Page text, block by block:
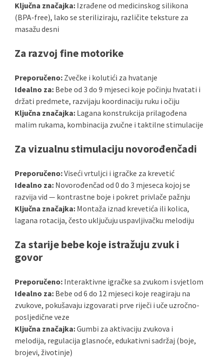
Ključna značajka: Izrađene od medicinskog silikona
(BPA-free), lako se steriliziraju, različite teksture za
masažu desni
Za razvoj fine motorike
Preporučeno: Zvečke i kolutići za hvatanje
Idealno za: Bebe od 3 do 9 mjeseci koje počinju hvatati i
držati predmete, razvijaju koordinaciju ruku i očiju
Ključna značajka: Lagana konstrukcija prilagođena
malim rukama, kombinacija zvučne i taktilne stimulacije
Za vizualnu stimulaciju novorođenčadi
Preporučeno:Viseći vrtuljci i igračke za krevetić
Idealno za: Novorođenčad od 0 do 3 mjeseca kojoj se
razvija vid — kontrastne boje i pokret privlače pažnju
Ključna značajka: Montaža iznad krevetića ili kolica,
lagana rotacija, često uključuju uspavljivačku melodiju
Za starije bebe koje istražuju zvuk i
govor
Preporučeno: Interaktivne igračke sa zvukom i svjetlom
Idealno za: Bebe od 6 do 12 mjeseci koje reagiraju na
zvukove, pokušavaju izgovarati prve riječi i uče uzročno-
posljedične veze
Ključna značajka:Gumbi za aktivaciju zvukova i
melodija, regulacija glasnoće, edukativni sadržaj (boje,
brojevi, životinje)